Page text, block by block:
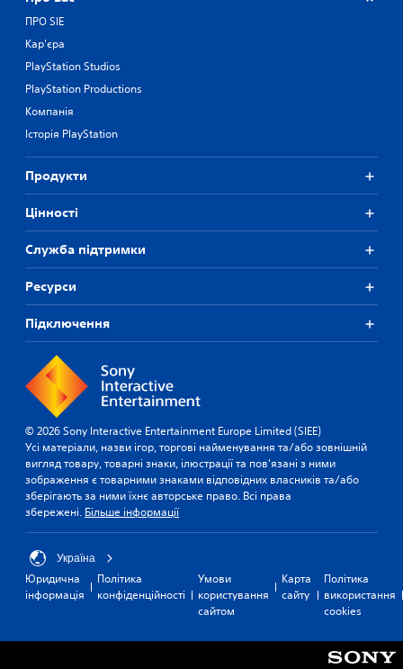
ПРО SIE
Кар'єра
PlayStation Studios
PlayStation Productions
Компанія
Історія PlayStation
Продукти
Цiнностi
Служба підтримки
Ресурси
Підключення
© 2026 Sony Interactive Entertainment Europe Limited (SIEE)
Усі матеріали, назви ігор, торгові найменування та/або зовнішній
вигляд товару, товарні знаки, ілюстрації та пов'язані з ними
зображення є товарними знаками відповідних власників та/або
зберігають за ними їхнє авторське право. Всі права
збережені. Більше інформації
Україна
Юридична
інформація
Політика
конфіденційності
Умови
користування
сайтом
Карта
сайту
Політика
використання
cookies